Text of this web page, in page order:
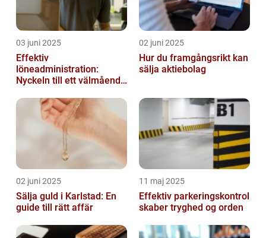
03 juni 2025
Effektiv
löneadministration:
Nyckeln till ett välmående
02 juni 2025
Hur du framgångsrikt kan
sälja aktiebolag
02 juni 2025
Sälja guld i Karlstad: En
guide till rätt affär
11 maj 2025
Effektiv parkeringskontrol
skaber tryghed og orden